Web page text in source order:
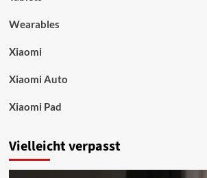
Wearables
Xiaomi
Xiaomi Auto
Xiaomi Pad
Vielleicht verpasst